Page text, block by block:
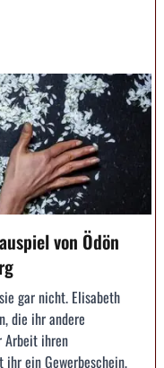
von Ödön
gar nicht. Elisabeth
die ihr andere
Arbeit ihren
ein Gewerbeschein,